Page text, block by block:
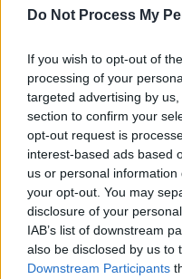
Do Not Process My
If you wish to opt-out of
processing of your
targeted advertising by
section to confirm your
opt-out request is
interest-based ads based
us or personal
your opt-out. You may
disclosure of your
IAB’s list of downstream
also be disclosed by us to
Downstream Participants
peut aussi fluctuer au
licenciement.
La possibilité
Heureusement, toutes
d’elles-mêmes faible
systématiquement
conseillère souligne